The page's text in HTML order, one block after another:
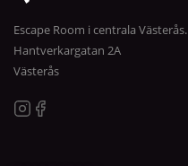
Escape Room i centrala Västerås.
Hantverkargatan 2A
Västerås